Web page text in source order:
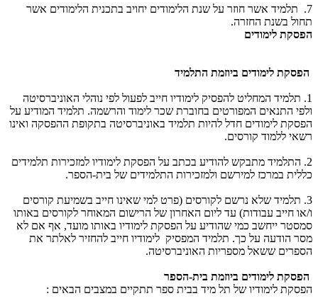
7. תלמיד אשר חוזר על שנת הלימודים יחויב בתכנית הלימודים אשר
תחול בשנת החזרה.
הפסקת לימודים
הפסקת לימודים ביוזמת התלמיד
1. תלמיד המחליט להפסיק לימודיו חייב לפעול לפי נוהלי האוניברסיטה
ולפי התנאים המפורטים בחוברת שכר לימוד והרשמה. תלמיד המודיע על
הפסקת לימודים חדל להיות תלמיד באוניברסיטה בתקופת ההפסקה ואינו
רשאי ללמוד קורסים.
2. התלמיד מתבקש להודיע בכתב על הפסקת לימודיו למזכירות תלמידים
כללית במרכז למירשם ולמזכירות התלמידים של בית-הספר.
3. תלמיד שלא נרשם לקורסים (פרט למי שאינו חייב בשמיעת קורסים
ו/או חייב עבודות) עד ליום האחרון של הרישום המאוחר לקורסים באותו
סמסטר ייחשב כמי שהודיע על הפסקת לימודיו באותו מועד, אף אם לא
מסר הודעה על כך. תלמיד המפסיק לימודיו חייב להחזיר לאלתר את
הספרים ששאל מספריות האוניברסיטה.
הפסקת לימודים ביוזמת בית-הספר
הפסקת לימודיו של תל מיד בבית ספר תתקיים במצבים הבאים :